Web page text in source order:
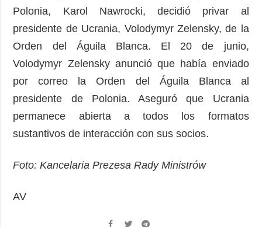
Polonia, Karol Nawrocki, decidió privar al
presidente de Ucrania, Volodymyr Zelensky, de la
Orden del Águila Blanca. El 20 de junio,
Volodymyr Zelensky anunció que había enviado
por correo la Orden del Águila Blanca al
presidente de Polonia. Aseguró que Ucrania
permanece abierta a todos los formatos
sustantivos de interacción con sus socios.
Foto: Kancelaria Prezesa Rady Ministrów
AV